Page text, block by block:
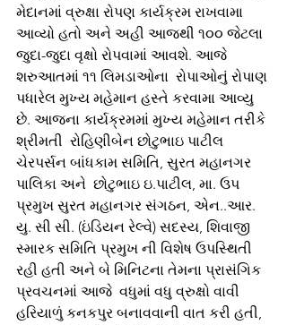
મેદાનમાં વ્રુક્ષા રોપણ કાર્યક્રમ રાખવામા
આવ્યો હતો અને અહી આજથી ૧૦૦ જેટલા
જુદા-જુદા વૃક્ષો રોપવામાં આવશે. આજે
શરુઆતમાં ૧૧ લિમડાઓના  રોપાઓનું રોપાણ
પધારેલ મુખ્ય મહેમાન હસ્તે કરવામા આવ્યુ
છે. આજના કાર્યક્રમમાં મુખ્ય મહેમાન તરીકે
શ્રીમતી  રોહિણીબેન છોટુભાઇ પાટીલ
ચેરપર્સન બાંધકામ સમિતિ, સુરત મહાનગર
પાલિકા અને  છોટુભાઇ ઇ.પાટીલ, મા. ઉપ
પ્રમુખ સુરત મહાનગર સંગઠન, એન..આર.
યુ. સી સી. (ઇંડિયન રેલ્વે) સદસ્ય, શિવાજી
સ્મારક સમિતિ પ્રમુખ ની વિશેષ ઉપસ્થિતી
રહી હતી અને બે મિનિટના તેમના પ્રાસંગિક
પ્રવચનમાં આજે  વધુમાં વધુ વ્રુક્ષો વાવી
હરિયાળું કનકપુર બનાવવાની વાત કરી હતી,